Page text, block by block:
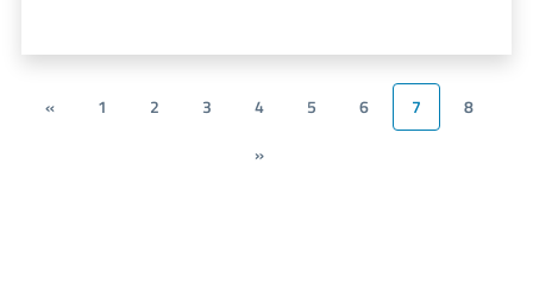
« 1 2 3 4 5 6 7
8
»